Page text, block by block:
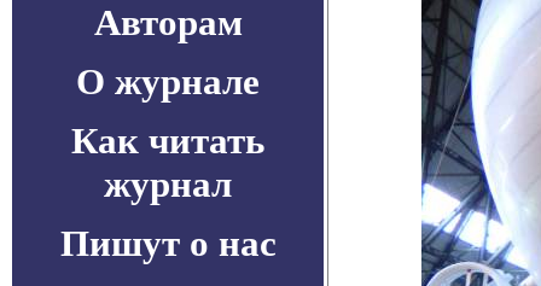
Авторам
О журнале
Как читать
журнал
Пишут о нас